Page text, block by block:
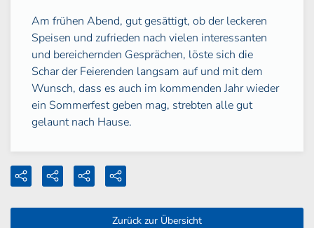
Am frühen Abend, gut gesättigt, ob der leckeren
Speisen und zufrieden nach vielen interessanten
und bereichernden Gesprächen, löste sich die
Schar der Feierenden langsam auf und mit dem
Wunsch, dass es auch im kommenden Jahr wieder
ein Sommerfest geben mag, strebten alle gut
gelaunt nach Hause.
Zurück zur Übersicht